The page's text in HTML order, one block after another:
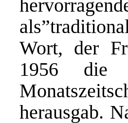
Wort, der
1956 die
herausgab.